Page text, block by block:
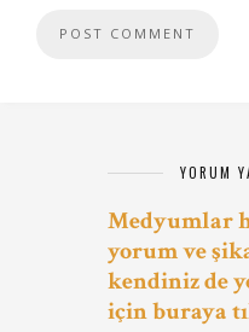
YORUM
Medyumlar
yorum ve
kendiniz de
için buraya